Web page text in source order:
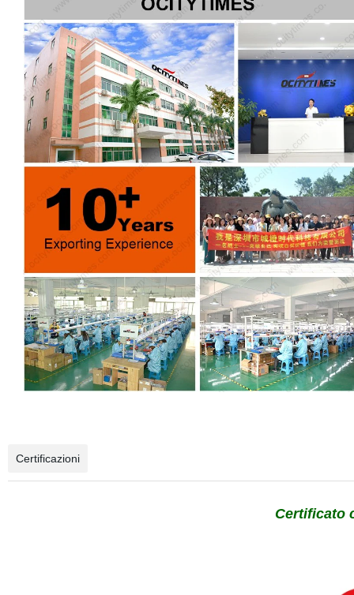
Certificazioni
Certificato